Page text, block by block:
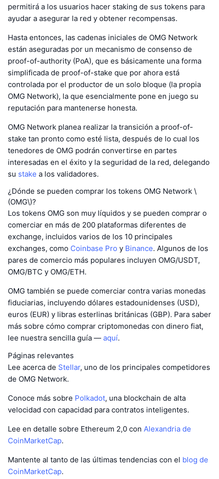
permitirá a los usuarios hacer staking de sus tokens para
ayudar a asegurar la red y obtener recompensas.
Hasta entonces, las cadenas iniciales de OMG Network
están aseguradas por un mecanismo de consenso de
proof-of-authority (PoA), que es básicamente una forma
simplificada de proof-of-stake que por ahora está
controlada por el productor de un solo bloque (la propia
OMG Network), la que esencialmente pone en juego su
reputación para mantenerse honesta.
OMG Network planea realizar la transición a proof-of-
stake tan pronto como esté lista, después de lo cual los
tenedores de OMG podrán convertirse en partes
interesadas en el éxito y la seguridad de la red, delegando
su stake a los validadores.
¿Dónde se pueden comprar los tokens OMG Network \
(OMG\)?
Los tokens OMG son muy líquidos y se pueden comprar o
comerciar en más de 200 plataformas diferentes de
exchange, incluidos varios de los 10 principales
exchanges, como Coinbase Pro y Binance. Algunos de los
pares de comercio más populares incluyen OMG/USDT,
OMG/BTC y OMG/ETH.
OMG también se puede comerciar contra varias monedas
fiduciarias, incluyendo dólares estadounidenses (USD),
euros (EUR) y libras esterlinas británicas (GBP). Para saber
más sobre cómo comprar criptomonedas con dinero fiat,
lee nuestra sencilla guía — aquí.
Páginas relevantes
Lee acerca de Stellar, uno de los principales competidores
de OMG Network.
Conoce más sobre Polkadot, una blockchain de alta
velocidad con capacidad para contratos inteligentes.
Lee en detalle sobre Ethereum 2,0 con Alexandria de
CoinMarketCap.
Mantente al tanto de las últimas tendencias con el blog de
CoinMarketCap.